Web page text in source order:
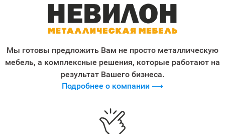
Мы готовы предложить Вам не просто металлическую
мебель, а комплексные решения, которые работают на
результат Вашего бизнеса.
Подробнее о компании ⟶